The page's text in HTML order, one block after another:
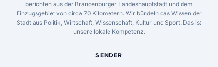
berichten aus der Brandenburger Landeshauptstadt und dem
Einzugsgebiet von circa 70 Kilometern. Wir bündeln das Wissen der
Stadt aus Politik, Wirtschaft, Wissenschaft, Kultur und Sport. Das ist
unsere lokale Kompetenz.
SENDER